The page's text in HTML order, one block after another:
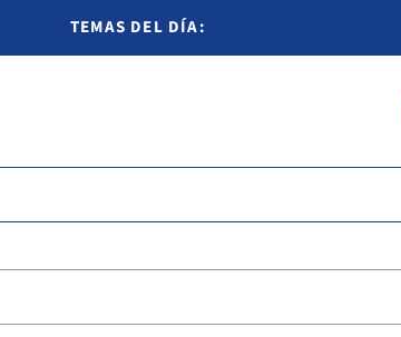
TEMAS DEL DÍA: